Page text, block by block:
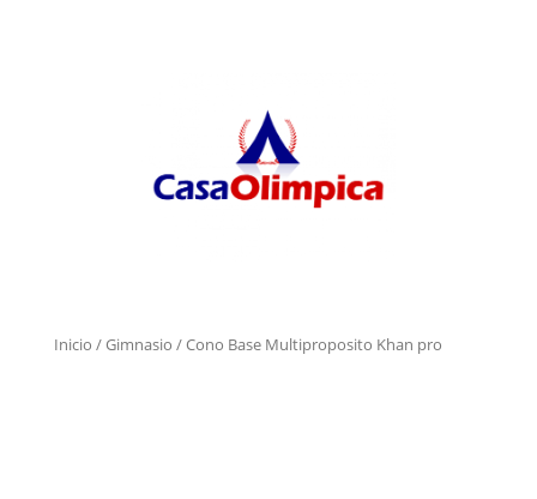
Inicio /Gimnasio / Cono Base Multiproposito Khan pro